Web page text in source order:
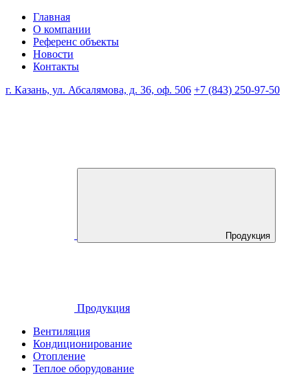
Главная
О компании
Референс объекты
Новости
Контакты
г. Казань, ул. Абсалямова, д. 36, оф. 506 +7 (843) 250-97-50
Продукция
Продукция
Вентиляция
Кондиционирование
Отопление
Теплое оборудование